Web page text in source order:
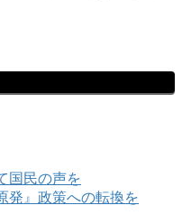
国民の声を
発』政策への転換を